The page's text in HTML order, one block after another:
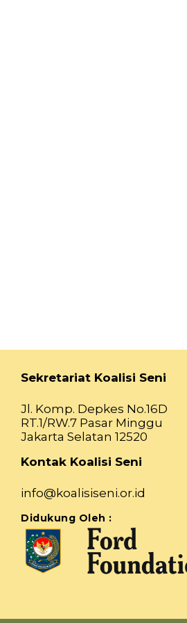
Sekretariat Koalisi Seni
Jl. Komp. Depkes No.16D
RT.1/RW.7 Pasar Minggu
Jakarta Selatan 12520
Kontak Koalisi Seni
info@koalisiseni.or.id
Didukung Oleh :